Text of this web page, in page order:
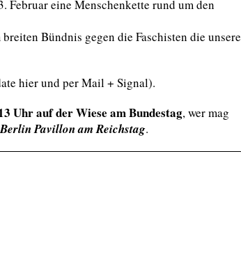
Februar eine Menschenkette rund um den
Bündnis gegen die Faschisten die unsere
hier und per Mail + Signal).
Uhr auf der Wiese am Bundestag, wer mag
Berlin Pavillon am Reichstag.